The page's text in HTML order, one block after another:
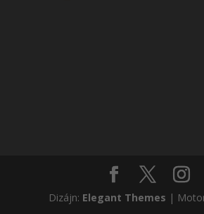
Dizájn: Elegant Themes |